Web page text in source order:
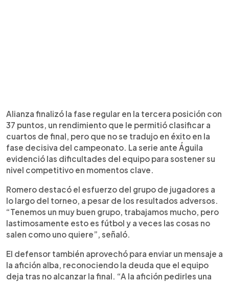
Alianza finalizó la fase regular en la tercera posición con
37 puntos, un rendimiento que le permitió clasificar a
cuartos de final, pero que no se tradujo en éxito en la
fase decisiva del campeonato. La serie ante Águila
evidenció las dificultades del equipo para sostener su
nivel competitivo en momentos clave.
Romero destacó el esfuerzo del grupo de jugadores a
lo largo del torneo, a pesar de los resultados adversos.
“Tenemos un muy buen grupo, trabajamos mucho, pero
lastimosamente esto es fútbol y a veces las cosas no
salen como uno quiere”, señaló.
El defensor también aprovechó para enviar un mensaje a
la afición alba, reconociendo la deuda que el equipo
deja tras no alcanzar la final. “A la afición pedirles una